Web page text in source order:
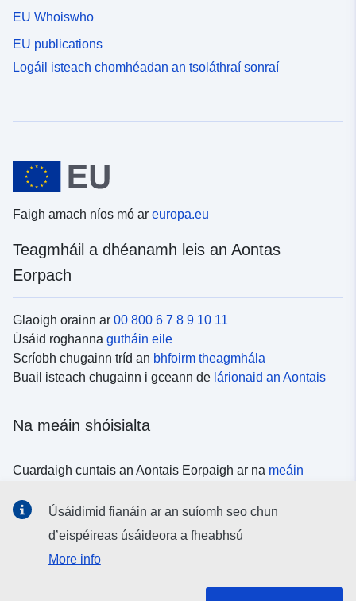
EU Whoiswho
EU publications
Logáil isteach chomhéadan an tsoláthraí sonraí
Faigh amach níos mó ar europa.eu
Teagmháil a dhéanamh leis an Aontas
Eorpach
Glaoigh orainn ar 00 800 6 7 8 9 10 11
Úsáid roghanna gutháin eile
Scríobh chugainn tríd an bhfoirm theagmhála
Buail isteach chugainn i gceann de lárionaid an Aontais
Na meáin shóisialta
Cuardaigh cuntais an Aontais Eorpaigh ar na meáin
Úsáidimid fianáin ar an suíomh seo chun
d’eispéireas úsáideora a fheabhsú
More info